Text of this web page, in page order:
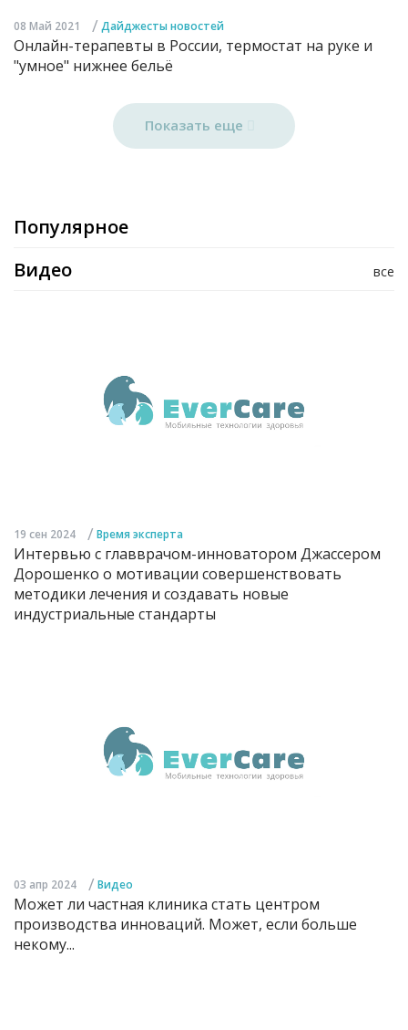
08 Май 2021 / Дайджесты новостей
Онлайн-терапевты в России, термостат на руке и
"умное" нижнее бельё
Показать еще
Популярное
все
Видео
19 сен 2024 / Время эксперта
Интервью с главврачом-инноватором Джассером
Дорошенко о мотивации совершенствовать
методики лечения и создавать новые
индустриальные стандарты
03 апр 2024 / Видео
Может ли частная клиника стать центром
производства инноваций. Может, если больше
некому...